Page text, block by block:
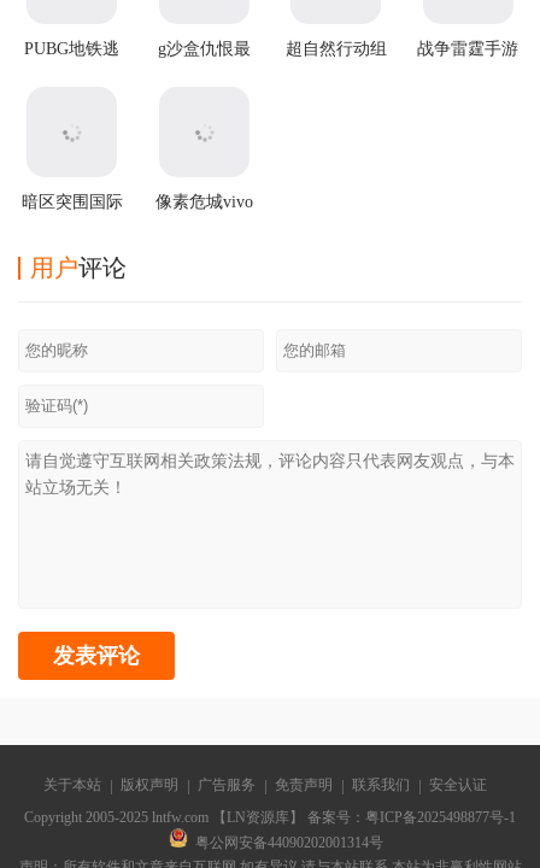
PUBG地铁逃
g沙盒仇恨最
超自然行动组
战争雷霆手游
暗区突围国际
像素危城vivo
用户评论
关于本站 版权声明 广告服务 免责声明 联系我们
安全认证
Copyright 2005-2025 lntfw.com 【LN资源库】 备案号： 粤ICP备2025498877号-1
粤公网安备44090202001314号